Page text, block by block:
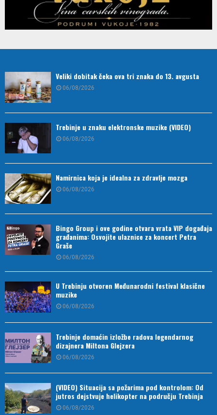
Veliki dobitak čeka ova tri znaka do 13. avgusta
06/08/2026
Trebinje u znaku elektronske muzike (VIDEO)
06/08/2026
Namirnica koja je idealna za zdravlje mozga
06/08/2026
Bingo Group i ove godine otvara vrata VIP događaja
građanima: Osvojite ulaznice za koncert Petra
Graše
06/08/2026
U Trebinju otvoren Međunarodni festival klasične
muzike
06/08/2026
Trebinje domaćin izložbe radova legendarnog
dizajnera Miltona Glejzera
06/08/2026
(VIDEO) Situacija sa požarima pod kontrolom: Od
jutros dejstvuje helikopter na području Trebinja
06/08/2026